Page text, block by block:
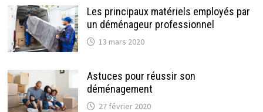
Les principaux matériels employés par
un déménageur professionnel
13 mars 2020
Astuces pour réussir son
déménagement
27 février 2020